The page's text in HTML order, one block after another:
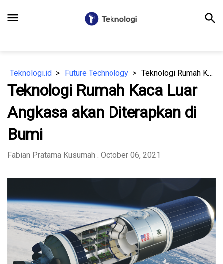
menu search
Teknologi.id Future Technology Teknologi Rumah Kaca Luar Angkasa akan Diterapkan di Bumi
Teknologi Rumah Kaca Luar
Angkasa akan Diterapkan di
Bumi
Fabian Pratama Kusumah . October 06, 2021